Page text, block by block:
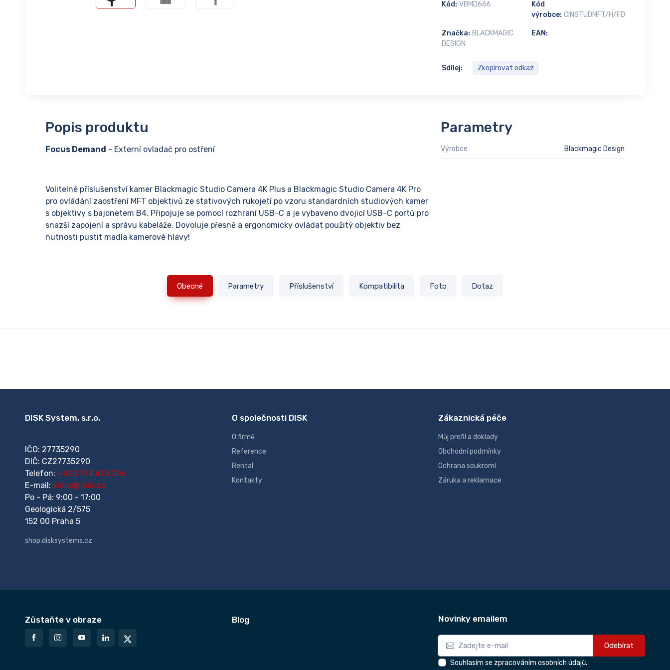
Kód: VBMD666
Kód
výrobce: CINSTUDMFT/H/FD
EAN:
Značka: BLACKMAGIC
DESIGN
Sdílej: Zkopírovat odkaz
Popis produktu
Focus Demand - Externí ovladač pro ostření
Volitelné příslušenství kamer Blackmagic Studio Camera 4K Plus a Blackmagic Studio Camera 4K Pro
pro ovládání zaostření MFT objektivů ze stativových rukojetí po vzoru standardních studiových kamer
s objektivy s bajonetem B4. Připojuje se pomocí rozhraní USB-C a je vybaveno dvojicí USB-C portů pro
snazší zapojení a správu kabeláže. Dovoluje přesně a ergonomicky ovládat použitý objektiv bez
nutnosti pustit madla kamerové hlavy!
Parametry
Výrobce Blackmagic Design
Obecné Parametry Příslušenství Kompatibilita Foto Dotaz
DISK System, s.r.o.
IČO: 27735290
DIČ: CZ27735290
Telefon: +420 774 425 306
E-mail: video@disk.cz
Po - Pá: 9:00 - 17:00
Geologická 2/575
152 00 Praha 5
shop.disksystems.cz
O společnosti DISK
O firmě
Reference
Rental
Kontakty
Zákaznická péče
Můj profil a doklady
Obchodní podmínky
Ochrana soukromí
Záruka a reklamace
Zůstaňte v obraze Blog Novinky emailem
Odebírat
Souhlasím se zpracováním osobních údajů.